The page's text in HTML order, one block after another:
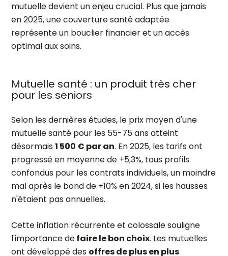
mutuelle devient un enjeu crucial. Plus que jamais
en 2025, une couverture santé adaptée
représente un bouclier financier et un accès
optimal aux soins.
Mutuelle santé : un produit très cher
pour les seniors
Selon les dernières études, le prix moyen d'une
mutuelle santé pour les 55-75 ans atteint
désormais1 500 € par an. En 2025, les tarifs ont
progressé en moyenne de +5,3%, tous profils
confondus pour les contrats individuels, un moindre
mal après le bond de +10% en 2024, si les hausses
n'étaient pas annuelles.
Cette inflation récurrente et colossale souligne
l'importance defaire le bon choix. Les mutuelles
ont développé des offres de plus en plus